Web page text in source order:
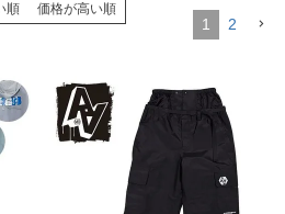
順 価格が高い順
1 2